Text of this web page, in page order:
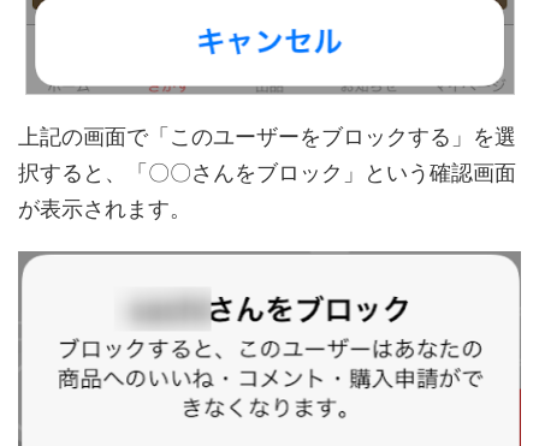
上記の画面で「このユーザーをブロックする」を選
択すると、「〇〇さんをブロック」という確認画面
が表示されます。